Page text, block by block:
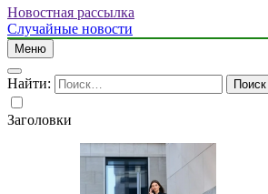
Новостная рассылка
Случайные новости
Меню
Найти:
Заголовки